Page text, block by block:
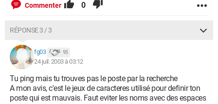
Commenter 0
RÉPONSE 3 / 3
fg03 95
24 juil. 2003 à 03:12
Tu ping mais tu trouves pas le poste par la recherche
A mon avis, c'est le jeux de caracteres utilisé pour definir ton
poste qui est mauvais. Faut eviter les noms avec des espaces